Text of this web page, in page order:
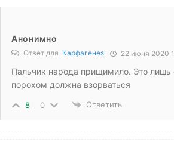
Анонимно
Ответ для Карфагенез 22 июня 2020
Пальчик народа прищимило. Это лишь
порохом должна взорваться
8 0 Ответить